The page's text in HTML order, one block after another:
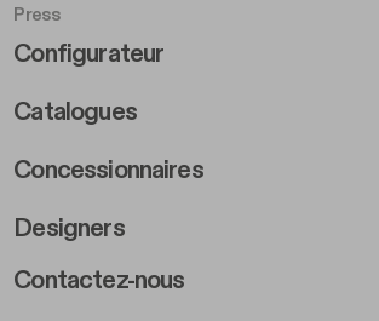
Press
Footer Right Middle B
Configurateur
Catalogues
Concessionnaires
Designers
Footer Right 2
Contactez-nous